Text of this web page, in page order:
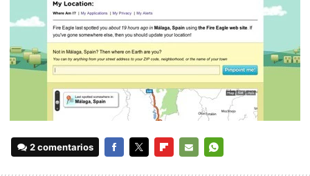
2 comentarios